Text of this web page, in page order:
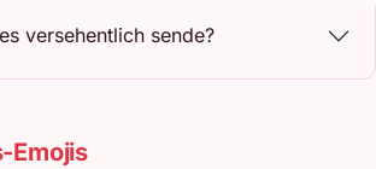
versehentlich sende?
Emojis